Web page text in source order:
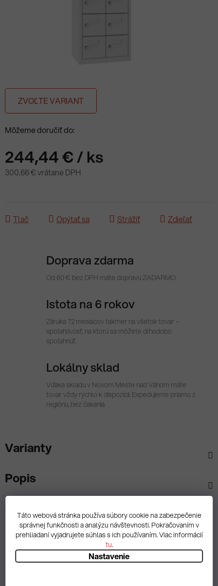
Táto webová stránka používa súbory cookie na zabezpečenie
správnej funkčnosti a analýzu návštevnosti. Pokračovaním v
prehliadaní vyjadrujete súhlas s ich používaním. Viac informácií
tu.
Nastavenie
ZVOĽTE VARIANT
Môžeme doručiť do:
244,44 €/ ks
300,66 € vrátane DPH
Tlač Opýtať sa Strážiť Zdieľať
Doprava zdarma
Od 60 € bez DPH máte dopravu ZADARMO
Istota na 6 rokov
Záruka 72 mesiacov takmer na všetok tovar –
spoľahlivosť, na ktorú sa môžete dlhodobo
spoľahnúť.
Lokálny sklad
Vďaka skladu v Novom Meste nad Váhom máte
tovar vždy rýchlo k dispozícii. Expedujeme priamo z
regiónu, bez čakania.
Varianty
Popis